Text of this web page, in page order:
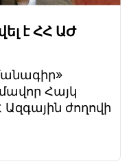
է ՀՀ ԱԺ
Հայկ
Ազգային ժողովի